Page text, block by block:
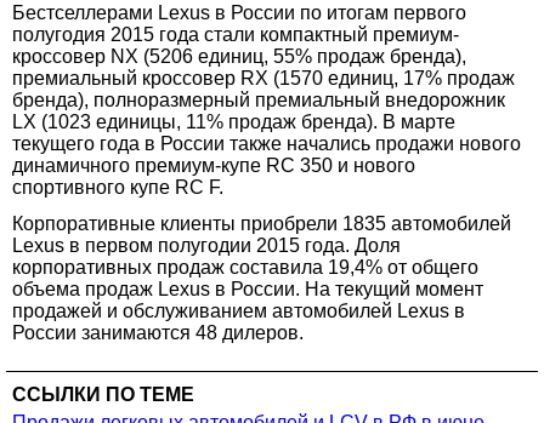
Бестселлерами Lexus в России по итогам первого
полугодия 2015 года стали компактный премиум-
кроссовер NX (5206 единиц, 55% продаж бренда),
премиальный кроссовер RX (1570 единиц, 17% продаж
бренда), полноразмерный премиальный внедорожник
LX (1023 единицы, 11% продаж бренда). В марте
текущего года в России также начались продажи нового
динамичного премиум-купе RC 350 и нового
спортивного купе RC F.
Корпоративные клиенты приобрели 1835 автомобилей
Lexus в первом полугодии 2015 года. Доля
корпоративных продаж составила 19,4% от общего
объема продаж Lexus в России. На текущий момент
продажей и обслуживанием автомобилей Lexus в
России занимаются 48 дилеров.
ССЫЛКИ ПО ТЕМЕ